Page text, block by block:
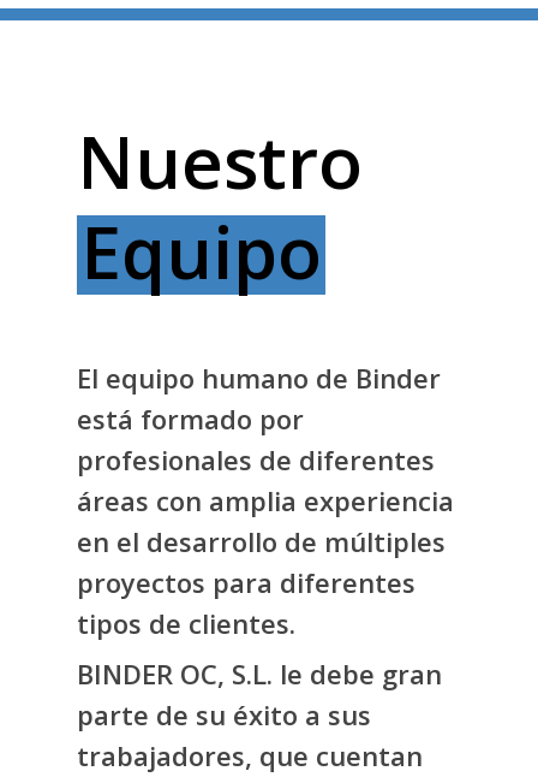
Nuestro
Equipo
El equipo humano de Binder
está formado por
profesionales de diferentes
áreas con amplia experiencia
en el desarrollo de múltiples
proyectos para diferentes
tipos de clientes.
BINDER OC, S.L. le debe gran
parte de su éxito a sus
trabajadores, que cuentan